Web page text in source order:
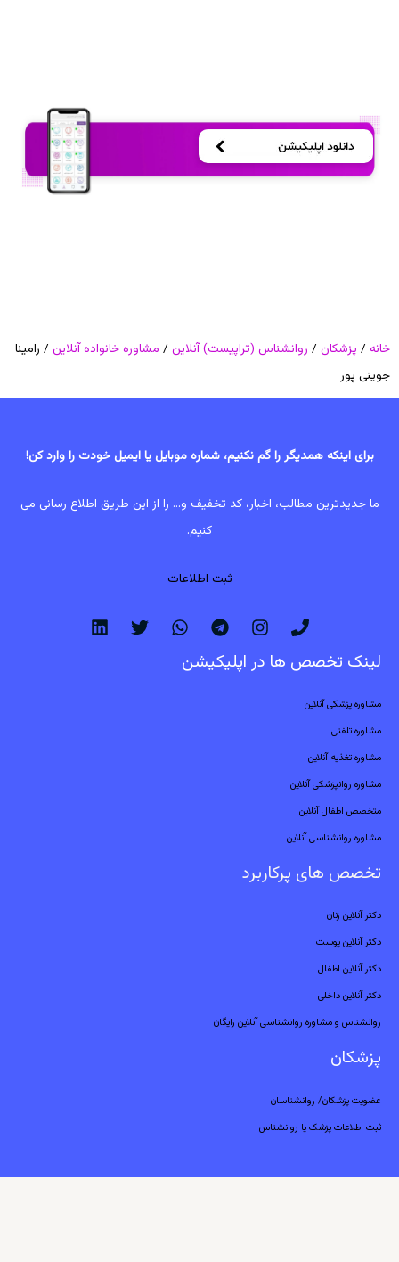
خانه / پزشکان / روانشناس (تراپیست) آنلاین / مشاوره خانواده آنلاین / رامینا
جوینی پور
برای اینکه همدیگر را گم نکنیم، شماره موبایل یا ایمیل خودت را وارد کن!
ما جدیدترین مطالب، اخبار، کد تخفیف و... را از این طریق اطلاع رسانی می
کنیم.
ثبت اطلاعات
لینک تخصص ها در اپلیکیشن
مشاوره پزشکی آنلاین
مشاوره تلفنی
مشاوره تغذیه آنلاین
مشاوره روانپزشکی آنلاین
متخصص اطفال آنلاین
مشاوره روانشناسی آنلاین
تخصص های پرکاربرد
دکتر آنلاین زنان
دکتر آنلاین پوست
دکتر آنلاین اطفال
دکتر آنلاین داخلی
روانشناس و مشاوره روانشناسی آنلاین رایگان
پزشکان
عضویت پزشکان/ روانشناسان
ثبت اطلاعات پزشک یا روانشناس